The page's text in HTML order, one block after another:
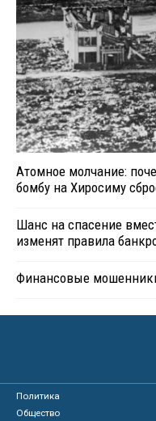
Атомное молчание:
бомбу на Хиросиму
Шанс на спасение
изменят правила
Финансовые
Политика
Общество